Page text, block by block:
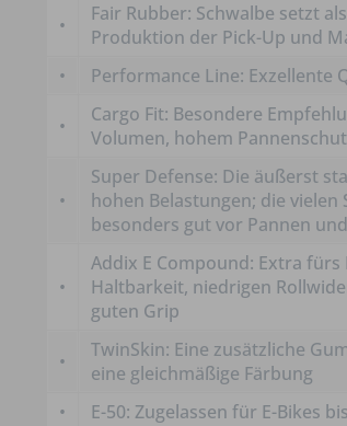
•
Fair Rubber: Schwalbe setzt
Produktion der Pick-Up und
•
Performance Line: Exzellente
•
Cargo Fit: Besondere
Volumen, hohem
•
Super Defense: Die äußerst
hohen Belastungen; die
besonders gut vor Pannen
•
Addix E Compound: Extra
Haltbarkeit, niedrigen
guten Grip
•
TwinSkin: Eine zusätzliche
eine gleichmäßige Färbung
•
E-50: Zugelassen für E-Bikes